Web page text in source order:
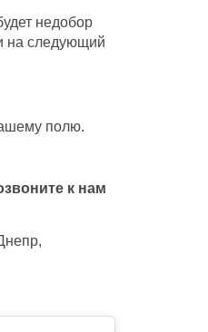
недобор
на следующий
полю.
к нам